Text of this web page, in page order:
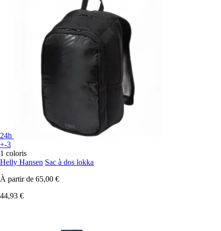
24h
+-3
1 coloris
Helly Hansen Sac à dos lokka
À partir de 65,00 €
44,93 €